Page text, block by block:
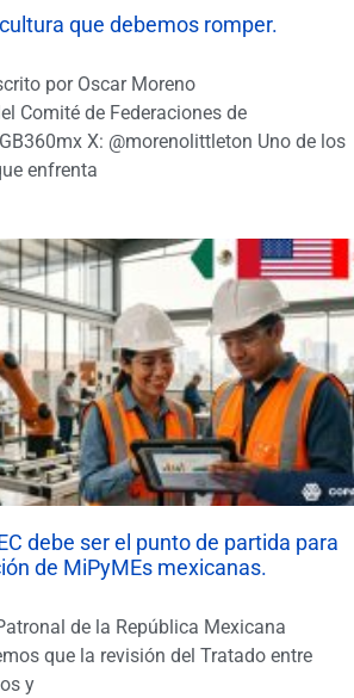
que debemos romper.
por Oscar Moreno
Comité de Federaciones de
X: @morenolittleton Uno de los
enfrenta
debe ser el punto de partida para
de MiPyMEs mexicanas.
de la República Mexicana
que la revisión del Tratado entre
y